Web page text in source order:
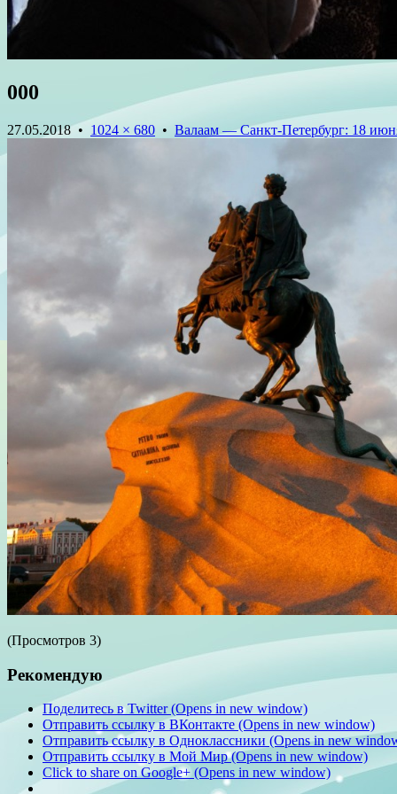
000
27.05.2018• 1024 × 680 • Валаам — Санкт-Петербург: 18
(Просмотров 3)
Рекомендую
Поделитесь в Twitter (Opens in new window)
Отправить ссылку в ВКонтакте (Opens in new window)
Отправить ссылку в Одноклассники (Opens in new
Отправить ссылку в Мой Мир (Opens in new window)
Click to share on Google+ (Opens in new window)